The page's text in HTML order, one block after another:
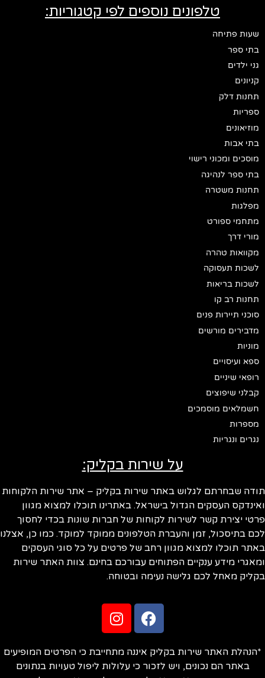
טלפונים נוספים לפי קטגוריות:
שעות פתיחה
בתי ספר
גני ילדים
קניונים
תחנות דלק
ספריות
מוזיאונים
בתי אבות
מוסכים ומכוני רישוי
בתי ספר לנהיגה
תחנות משטרה
מפלגות
מתחמי ספורט
מורי דרך
מקוואות טהרה
לשכות תעסוקה
לשכות בריאות
תחנות רב קו
סוכני תיירות פנים
מדבירים מורשים
מוניות
ספא ועיסויים
רופאי שיניים
קבלני שיפוצים
חשמלאים מוסמכים
מספרות
נגרים ונגריות
על שירות בקליק:
תודה שבחרתם לגלוש באתר שירות בקליק – אתר שירות הלקוחות
ואינדקס העסקים הגדול בישראל. באתרינו תוכלו למצוא מגוון
פרטי יצירת קשר לשירות לקוחות של חברות שונות בכדי לחסוך
לכם בתיסכול, זמן והעברת הטלפונים ממוקד למוקד. כמו כן, אצלנו
באתר תוכלו למצוא מגוון רחב של פרטים על כל סוגי העסקים
ומאגרי מידע ענקיים הפתוחים עבורכם בחינם. צוות האתר שירות
בקליק מאחל לכם גלישה נעימה ובטוחה.
*הנהלת האתר שירות בקליק איננה מתחייבת כי הפרטים המופיעים
באתר הם נכונים, ויש לזכור כי עלולות ליפול טעויות בנתונים